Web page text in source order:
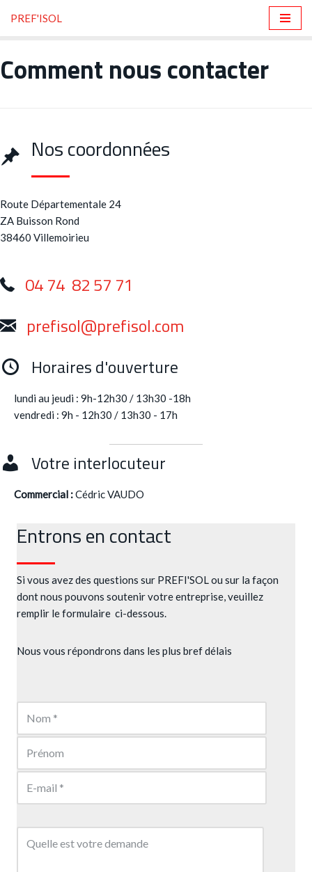
contenu
PREF'ISOL
Comment nous contacter
Nos coordonnées
Route Départementale 24
ZA Buisson Rond
38460 Villemoirieu
04 74 82 57 71
prefisol@prefisol.com
Horaires d'ouverture
lundi au jeudi : 9h-12h30 / 13h30 -18h
vendredi : 9h - 12h30 / 13h30 - 17h
Votre interlocuteur
Commercial :Cédric VAUDO
Entrons en contact
Si vous avez des questions sur PREFI'SOL ou sur la façon
dont nous pouvons soutenir votre entreprise, veuillez
remplir le formulaire ci-dessous.
Nous vous répondrons dans les plus bref délais